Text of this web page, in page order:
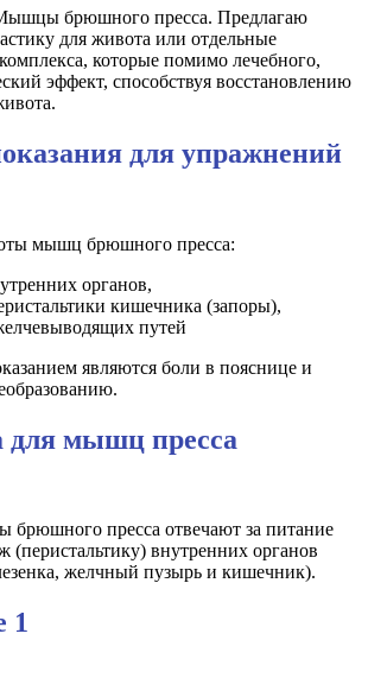
брюшного пресса. Предлагаю
для живота или отдельные
которые помимо лечебного,
эффект, способствуя восстановлению
для упражнений
мышц брюшного пресса:
органов,
кишечника (запоры),
путей
являются боли в пояснице и
для мышц пресса
пресса отвечают за питание
(перистальтику) внутренних органов
желчный пузырь и кишечник).
1